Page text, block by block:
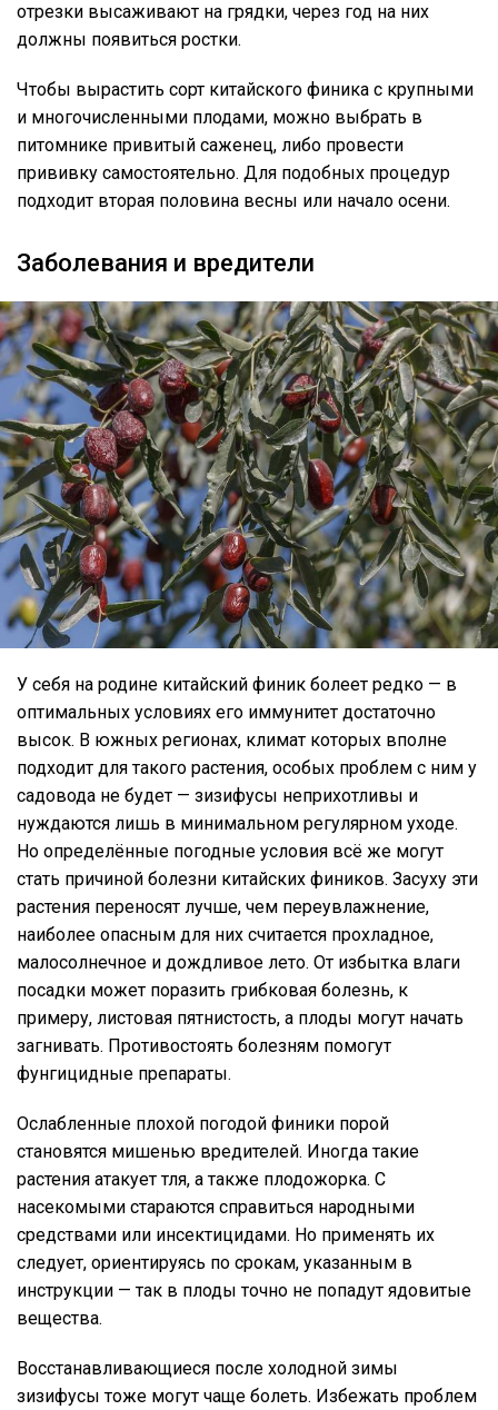
отрезки высаживают на грядки, через год на них
должны появиться ростки.
Чтобы вырастить сорт китайского финика с крупными
и многочисленными плодами, можно выбрать в
питомнике привитый саженец, либо провести
прививку самостоятельно. Для подобных процедур
подходит вторая половина весны или начало осени.
Заболевания и вредители
У себя на родине китайский финик болеет редко — в
оптимальных условиях его иммунитет достаточно
высок. В южных регионах, климат которых вполне
подходит для такого растения, особых проблем с ним у
садовода не будет — зизифусы неприхотливы и
нуждаются лишь в минимальном регулярном уходе.
Но определённые погодные условия всё же могут
стать причиной болезни китайских фиников. Засуху эти
растения переносят лучше, чем переувлажнение,
наиболее опасным для них считается прохладное,
малосолнечное и дождливое лето. От избытка влаги
посадки может поразить грибковая болезнь, к
примеру, листовая пятнистость, а плоды могут начать
загнивать. Противостоять болезням помогут
фунгицидные препараты.
Ослабленные плохой погодой финики порой
становятся мишенью вредителей. Иногда такие
растения атакует тля, а также плодожорка. С
насекомыми стараются справиться народными
средствами или инсектицидами. Но применять их
следует, ориентируясь по срокам, указанным в
инструкции — так в плоды точно не попадут ядовитые
вещества.
Восстанавливающиеся после холодной зимы
зизифусы тоже могут чаще болеть. Избежать проблем